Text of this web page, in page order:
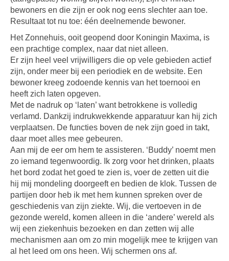
bewoners en die zijn er ook nog eens slechter aan toe.
Resultaat tot nu toe: één deelnemende bewoner.
Het Zonnehuis, ooit geopend door Koningin Maxima, is
een prachtige complex, naar dat niet alleen.
Er zijn heel veel vrijwilligers die op vele gebieden actief
zijn, onder meer bij een periodiek en de website. Een
bewoner kreeg zodoende kennis van het toernooi en
heeft zich laten opgeven.
Met de nadruk op ‘laten’ want betrokkene is volledig
verlamd. Dankzij indrukwekkende apparatuur kan hij zich
verplaatsen. De functies boven de nek zijn goed in takt,
daar moet alles mee gebeuren.
Aan mij de eer om hem te assisteren. ‘Buddy’ noemt men
zo iemand tegenwoordig. Ik zorg voor het drinken, plaats
het bord zodat het goed te zien is, voer de zetten uit die
hij mij mondeling doorgeeft en bedien de klok. Tussen de
partijen door heb ik met hem kunnen spreken over de
geschiedenis van zijn ziekte. Wij, die vertoeven in de
gezonde wereld, komen alleen in die ‘andere’ wereld als
wij een ziekenhuis bezoeken en dan zetten wij alle
mechanismen aan om zo min mogelijk mee te krijgen van
al het leed om ons heen. Wij schermen ons af.